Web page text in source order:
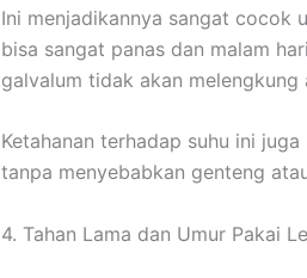
Ini menjadikannya sangat cocok
bisa sangat panas dan malam
galvalum tidak akan
Ketahanan terhadap suhu ini
tanpa menyebabkan genteng
4. Tahan Lama dan Umur Pakai